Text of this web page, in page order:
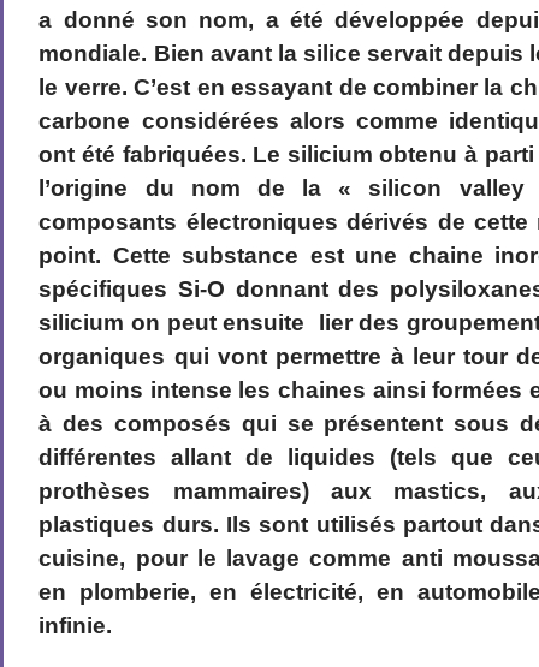
a donné son nom, a été développée
mondiale. Bien avant la silice servait depuis
le verre. C’est en essayant de combiner la
carbone considérées alors comme
ont été fabriquées. Le silicium obtenu à
l’origine du nom de la « silicon
composants électroniques dérivés de
point. Cette substance est une chaine
spécifiques Si-O donnant des
silicium on peut ensuite lier des
organiques qui vont permettre à leur tour
ou moins intense les chaines ainsi formées
à des composés qui se présentent sous
différentes allant de liquides (tels que
prothèses mammaires) aux mastics,
plastiques durs. Ils sont utilisés partout
cuisine, pour le lavage comme anti
en plomberie, en électricité, en
infinie.